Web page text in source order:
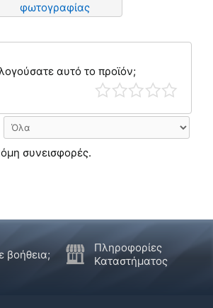
φωτογραφίας
αυτό το προϊόν;
συνεισφορές.
βοήθεια;
Πληροφορίες
Καταστήματος